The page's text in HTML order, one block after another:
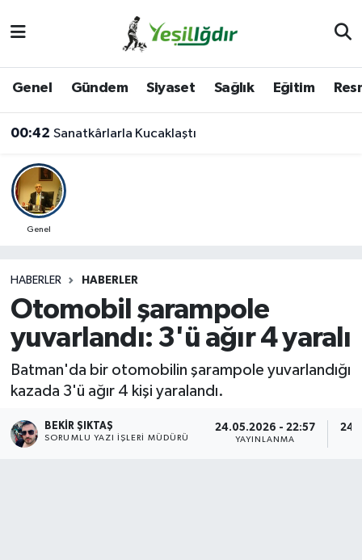
Genel Gündem Siyaset Sağlık Eğitim
00:42 Sanatkârlarla Kucaklaştı
Genel
HABERLER HABERLER
Otomobil şarampole
yuvarlandı: 3'ü ağır 4 yaralı
Batman'da bir otomobilin şarampole yuvarlandığı
kazada 3'ü ağır 4 kişi yaralandı.
BEKIR ŞIKTAŞ
SORUMLU YAZI İŞLERI MÜDÜRÜ
24.05.2026 - 22:57
YAYINLANMA
Iğdır Trafik Yoğunluk Haritası
Süper Lig Puan Durumu ve Fikstür
Son Dakika Haberleri
Haber Arşivi